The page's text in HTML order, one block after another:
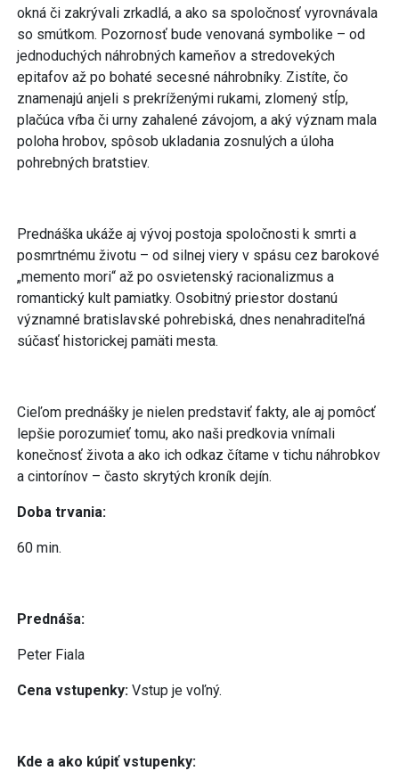
okná či zakrývali zrkadlá, a ako sa spoločnosť vyrovnávala
so smútkom. Pozornosť bude venovaná symbolike – od
jednoduchých náhrobných kameňov a stredovekých
epitafov až po bohaté secesné náhrobníky. Zistíte, čo
znamenajú anjeli s prekríženými rukami, zlomený stĺp,
plačúca vŕba či urny zahalené závojom, a aký význam mala
poloha hrobov, spôsob ukladania zosnulých a úloha
pohrebných bratstiev.
Prednáška ukáže aj vývoj postoja spoločnosti k smrti a
posmrtnému životu – od silnej viery v spásu cez barokové
„memento mori“ až po osvietenský racionalizmus a
romantický kult pamiatky. Osobitný priestor dostanú
významné bratislavské pohrebiská, dnes nenahraditeľná
súčasť historickej pamäti mesta.
Cieľom prednášky je nielen predstaviť fakty, ale aj pomôcť
lepšie porozumieť tomu, ako naši predkovia vnímali
konečnosť života a ako ich odkaz čítame v tichu náhrobkov
a cintorínov – často skrytých kroník dejín.
Doba trvania:
60 min.
Prednáša:
Peter Fiala
Cena vstupenky: Vstup je voľný.
Kde a ako kúpiť vstupenky: